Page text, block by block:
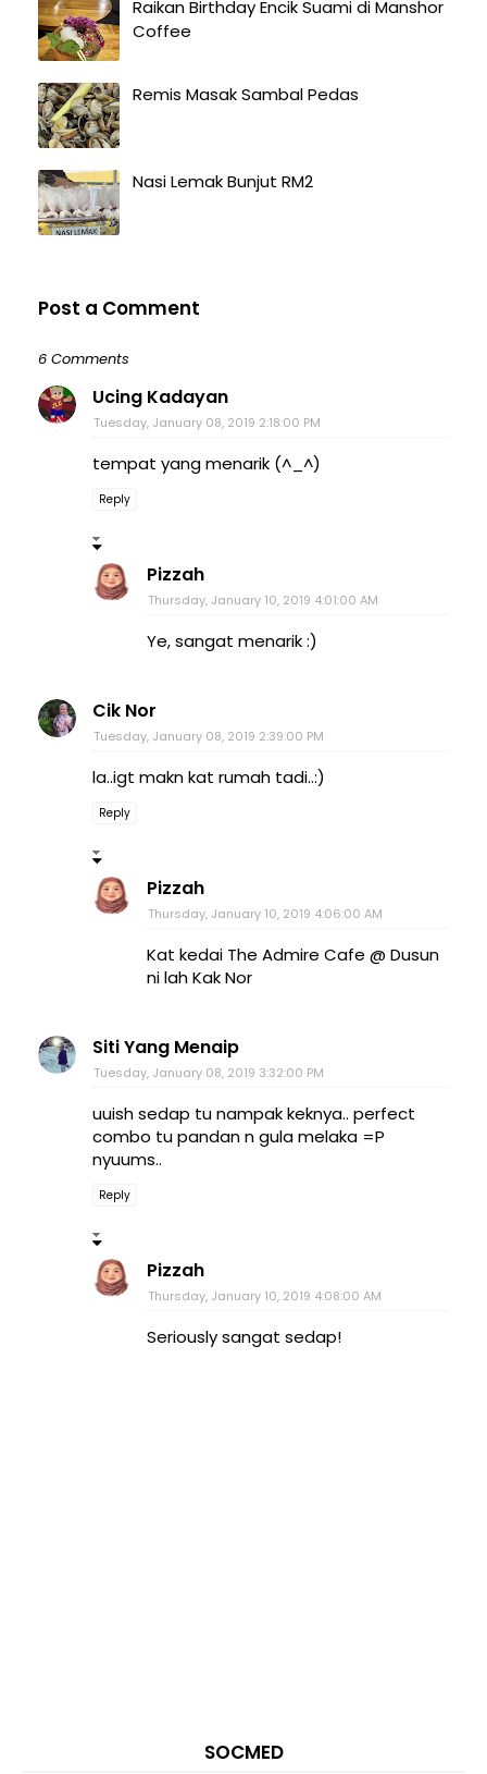
Raikan Birthday Encik Suami di Manshor
Coffee
Remis Masak Sambal Pedas
Nasi Lemak Bunjut RM2
Post a Comment
6 Comments
Ucing Kadayan
Tuesday, January 08, 2019 2:18:00 PM
tempat yang menarik (^_^)
Reply
Pizzah
Thursday, January 10, 2019 4:01:00 AM
Ye, sangat menarik :)
Cik Nor
Tuesday, January 08, 2019 2:39:00 PM
la..igt makn kat rumah tadi..:)
Reply
Pizzah
Thursday, January 10, 2019 4:06:00 AM
Kat kedai The Admire Cafe @ Dusun
ni lah Kak Nor
Siti Yang Menaip
Tuesday, January 08, 2019 3:32:00 PM
uuish sedap tu nampak keknya.. perfect
combo tu pandan n gula melaka =P
nyuums..
Reply
Pizzah
Thursday, January 10, 2019 4:08:00 AM
Seriously sangat sedap!
SOCMED